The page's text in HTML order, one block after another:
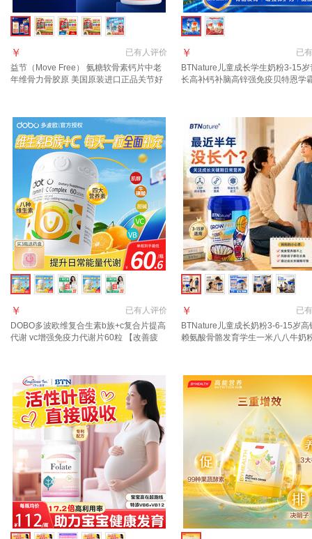
已有人评价
￥
益节（Move Free） 氨糖软骨素钙片中老
年维骨力骨胶原 美国原装进口正品关节好
已有
￥
BTNature儿童成长学生奶粉3-15岁
长高补钙补脑高锌强免疫贝特恩学
已有人评价
￥
DOBO多波欧维复合生素b族+c复合片提高
代谢 vc增强免疫力代谢片60粒 【改善疲
已有
￥
BTNature儿童成长奶粉3-6-15岁高
赖氨酸骨骼发育学生一米八八牛奶